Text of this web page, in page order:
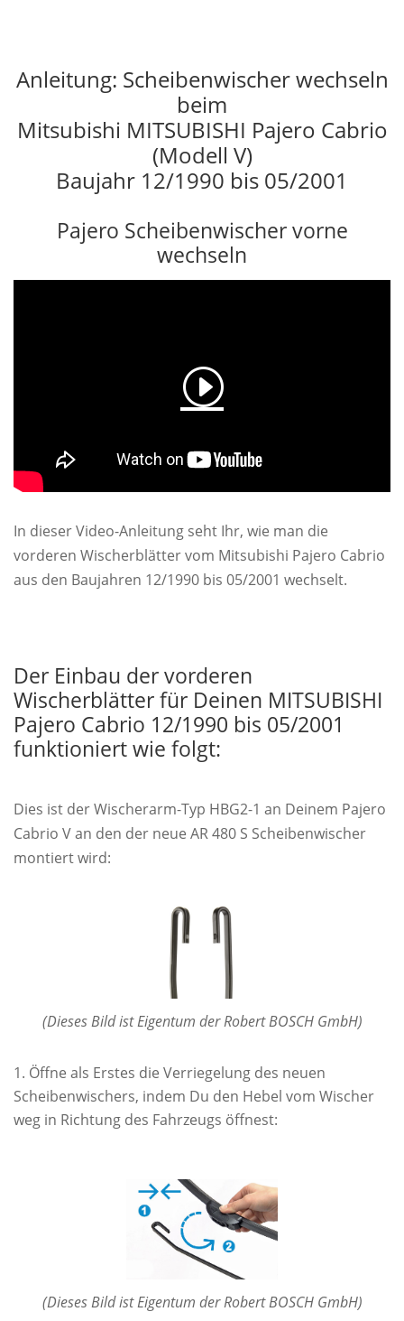
Anleitung: Scheibenwischer wechseln
beim
Mitsubishi MITSUBISHI Pajero Cabrio
(Modell V)
Baujahr 12/1990 bis 05/2001
Pajero Scheibenwischer vorne
wechseln
In dieser Video-Anleitung seht Ihr, wie man die
vorderen Wischerblätter vom Mitsubishi Pajero Cabrio
aus den Baujahren 12/1990 bis 05/2001 wechselt.
Der Einbau der vorderen
Wischerblätter für Deinen MITSUBISHI
Pajero Cabrio 12/1990 bis 05/2001
funktioniert wie folgt:
Dies ist der Wischerarm-Typ HBG2-1 an Deinem Pajero
Cabrio V an den der neue AR 480 S Scheibenwischer
montiert wird:
(Dieses Bild ist Eigentum der Robert BOSCH GmbH)
Öffne als Erstes die Verriegelung des neuen
Scheibenwischers, indem Du den Hebel vom Wischer
weg in Richtung des Fahrzeugs öffnest:
(Dieses Bild ist Eigentum der Robert BOSCH GmbH)